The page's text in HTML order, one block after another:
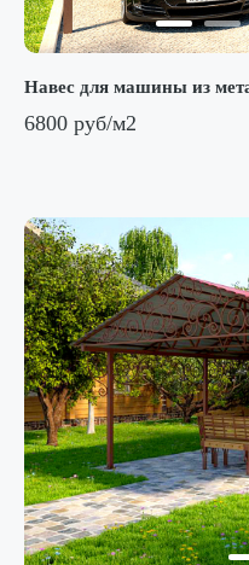
Навес для машины из
6800 руб/м2